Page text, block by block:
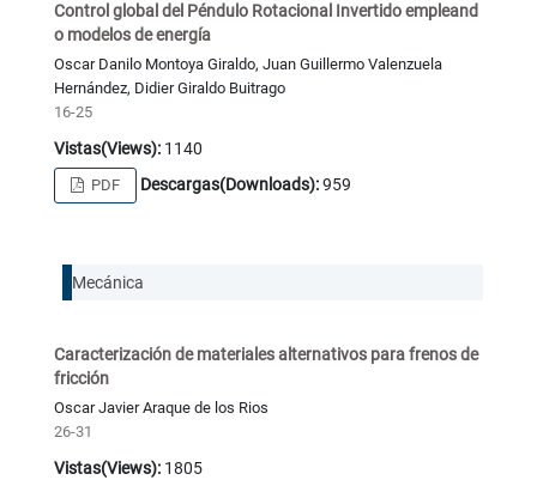
Control global del Péndulo Rotacional Invertido empleand
o modelos de energía
Oscar Danilo Montoya Giraldo, Juan Guillermo Valenzuela
Hernández, Didier Giraldo Buitrago
16-25
Vistas(Views):1140
PDF Descargas(Downloads):959
Mecánica
Caracterización de materiales alternativos para frenos de
fricción
Oscar Javier Araque de los Rios
26-31
Vistas(Views):1805